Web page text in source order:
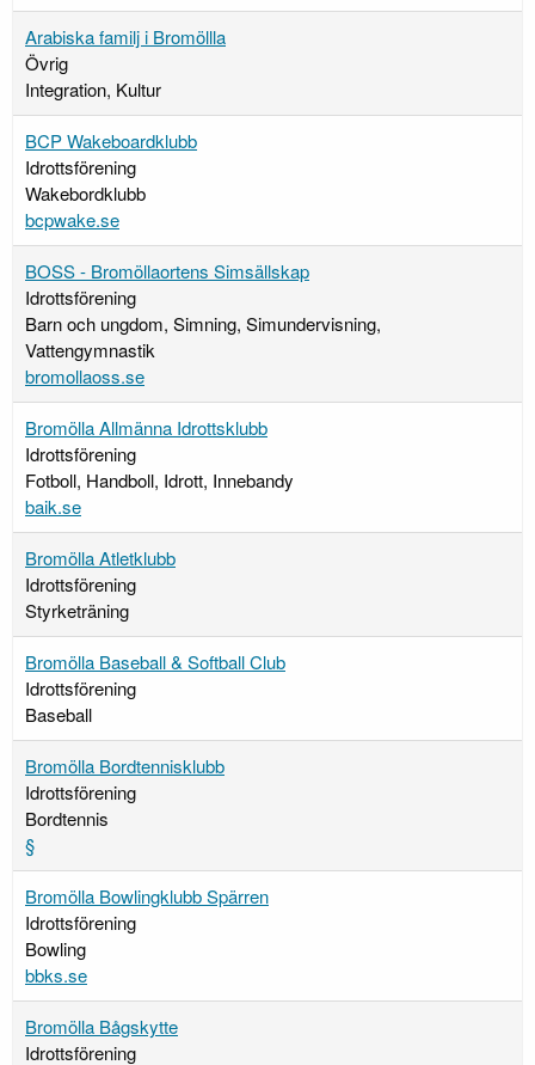
Arabiska familj i Bromöllla
Övrig
Integration, Kultur
BCP Wakeboardklubb
Idrottsförening
Wakebordklubb
bcpwake.se
BOSS - Bromöllaortens Simsällskap
Idrottsförening
Barn och ungdom, Simning, Simundervisning,
Vattengymnastik
bromollaoss.se
Bromölla Allmänna Idrottsklubb
Idrottsförening
Fotboll, Handboll, Idrott, Innebandy
baik.se
Bromölla Atletklubb
Idrottsförening
Styrketräning
Bromölla Baseball & Softball Club
Idrottsförening
Baseball
Bromölla Bordtennisklubb
Idrottsförening
Bordtennis
§
Bromölla Bowlingklubb Spärren
Idrottsförening
Bowling
bbks.se
Bromölla Bågskytte
Idrottsförening